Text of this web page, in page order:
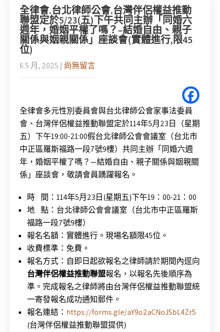
全律會.台北律師公會.台灣伴侶權益推動
聯盟定於5/23(五)下午共同主辦「同婚六
週年，婚姻平權了嗎？–結婚自由、親子
關係與姻親關係」座談會(實體進行,限45
位)
6 5 月, 2025 | 尚無留言
全律會多元性別委員會與台北律師公會家事法委員
會、台灣伴侶權益推動聯盟定於114年5月 23 日（星期
五）下午19:00-21:00假台北律師公會會議室（台北市
中正區羅斯福路一段7號9樓）共同主辦「同婚六週
年，婚姻平權了嗎？—結婚自由、親子關係與姻親關
係」座談會，敬請會員踴躍報名。
時 間：114年5月23日(星期五)下午19：00-21：00
地 點：台北律師公會會議室（台北市中正區羅斯
福路一段7號9樓）
報名名額：實體進行。現場名額限45位。
收費標準：免費。
報名方式：自即日起欲報名之律師請於期間內逕向
台灣伴侶權益推動聯盟報名，以報名先後順序為
準。完成報名之律師將由台灣伴侶權益推動聯盟統
一寄發報名成功通知郵件。
報名連結： https://forms.gle/aY9o2aCNoJSbL4Zr5
(台灣伴侶權益推動聯盟提供)